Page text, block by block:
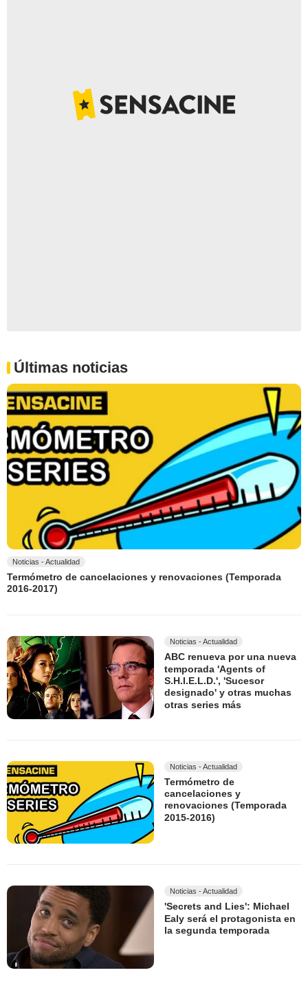
Últimas noticias
Noticias - Actualidad
Termómetro de cancelaciones y renovaciones (Temporada
2016-2017)
Noticias - Actualidad
ABC renueva por una nueva
temporada 'Agents of
S.H.I.E.L.D.', 'Sucesor
designado' y otras muchas
otras series más
Noticias - Actualidad
Termómetro de
cancelaciones y
renovaciones (Temporada
2015-2016)
Noticias - Actualidad
'Secrets and Lies': Michael
Ealy será el protagonista en
la segunda temporada